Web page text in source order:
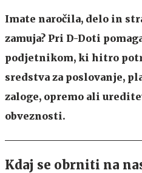
Imate naročila, delo in
zamuja? Pri D-Doti
podjetnikom, ki hitro
sredstva za poslovanje,
zaloge, opremo ali
obveznosti.
Kdaj se obrniti na